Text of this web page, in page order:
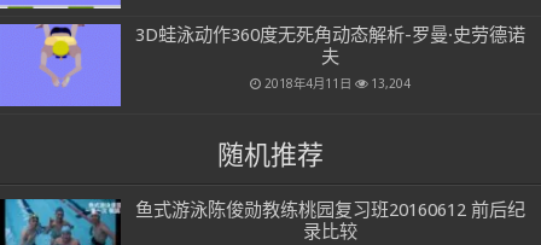
3D蛙泳动作360度无死角动态解析-罗曼·史劳德诺
夫
2018年4月11日 13,204
随机推荐
鱼式游泳陈俊勋教练桃园复习班20160612 前后纪
录比较